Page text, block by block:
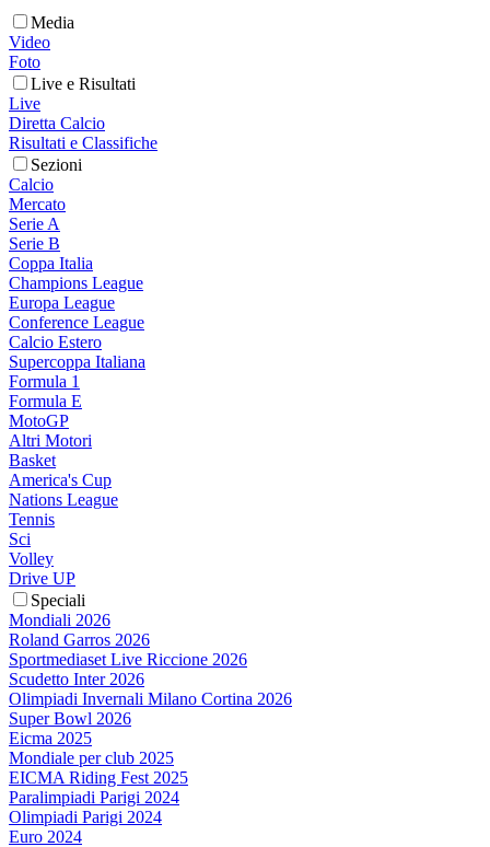
Media
Video
Foto
Live e Risultati
Live
Diretta Calcio
Risultati e Classifiche
Sezioni
Calcio
Mercato
Serie A
Serie B
Coppa Italia
Champions League
Europa League
Conference League
Calcio Estero
Supercoppa Italiana
Formula 1
Formula E
MotoGP
Altri Motori
Basket
America's Cup
Nations League
Tennis
Sci
Volley
Drive UP
Speciali
Mondiali 2026
Roland Garros 2026
Sportmediaset Live Riccione 2026
Scudetto Inter 2026
Olimpiadi Invernali Milano Cortina 2026
Super Bowl 2026
Eicma 2025
Mondiale per club 2025
EICMA Riding Fest 2025
Paralimpiadi Parigi 2024
Olimpiadi Parigi 2024
Euro 2024